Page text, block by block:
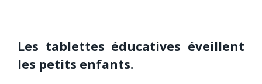
Les tablettes éducatives éveillent
les petits enfants.